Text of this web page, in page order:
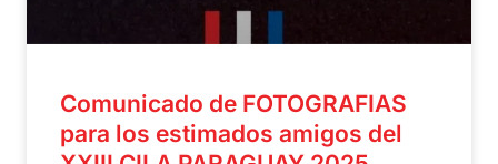
Comunicado de FOTOGRAFIAS
para los estimados amigos del